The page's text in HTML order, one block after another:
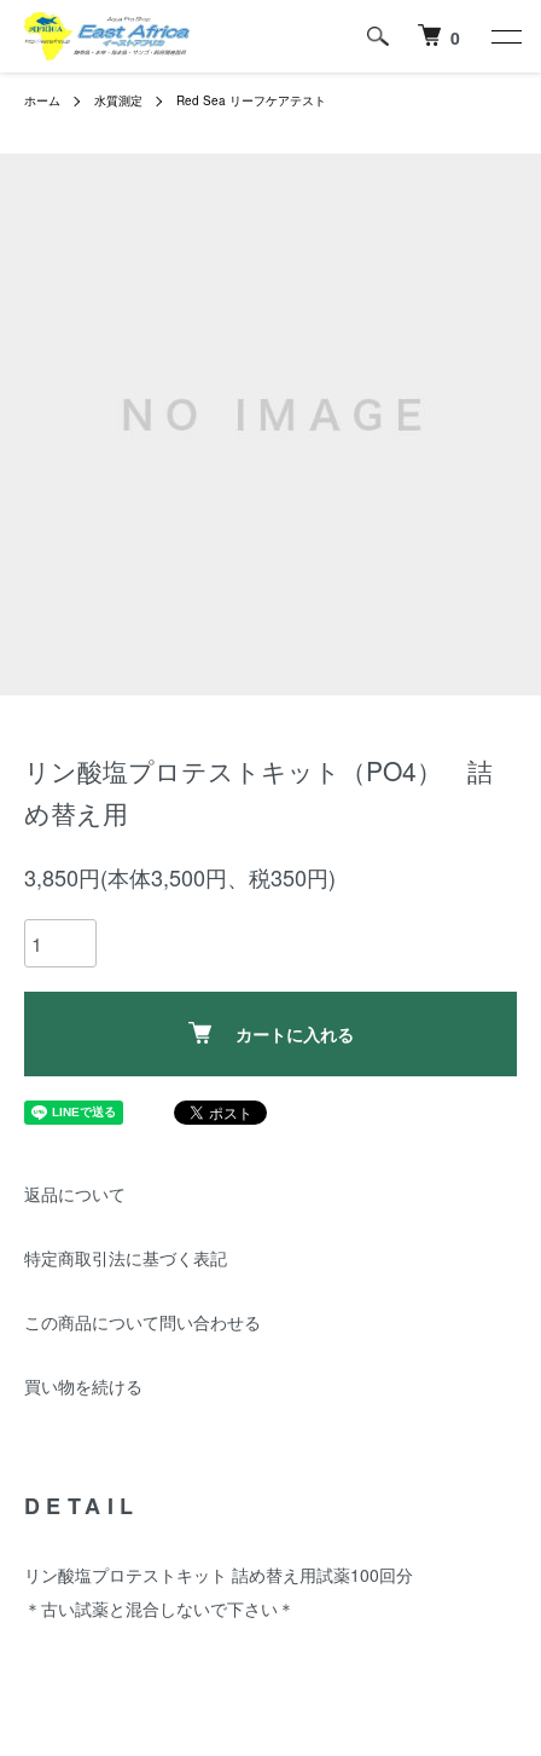
0
ホーム 水質測定 Red Sea リーフケアテスト
リン酸塩プロテストキット（PO4） 詰
め替え用
3,850円(本体3,500円、税350円)
カートに入れる
返品について
特定商取引法に基づく表記
この商品について問い合わせる
買い物を続ける
DETAIL
リン酸塩プロテストキット 詰め替え用試薬100回分
＊古い試薬と混合しないで下さい＊